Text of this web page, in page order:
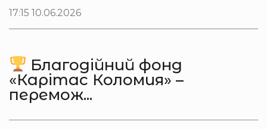
17:15 10.06.2026
Благодійний фонд
«Карітас Коломия» –
перемож...